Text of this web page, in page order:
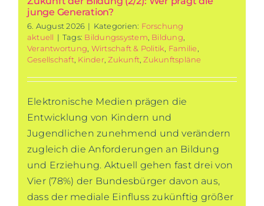
junge Generation?
6. August 2026 | Kategorien: Forschung
aktuell | Tags: Bildungssystem Bildung
Verantwortung Wirtschaft & Politik Familie
Gesellschaft, Kinder,Zukunft ,Zukunftspläne
Elektronische Medien prägen die
Entwicklung von Kindern und
Jugendlichen zunehmend und verändern
zugleich die Anforderungen an Bildung
und Erziehung. Aktuell gehen fast drei von
Vier (78%) der Bundesbürger davon aus,
dass der mediale Einfluss zukünftig größer